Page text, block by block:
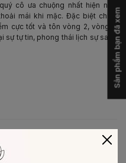
cô ưa chuộng nhất hiện nay.
mái khi mặc. Đặc biệt chiếc
cực tốt và tôn vòng 2, vòng 3
sự tự tin, phong thái lịch sự sangSản phẩm bạn đã xem